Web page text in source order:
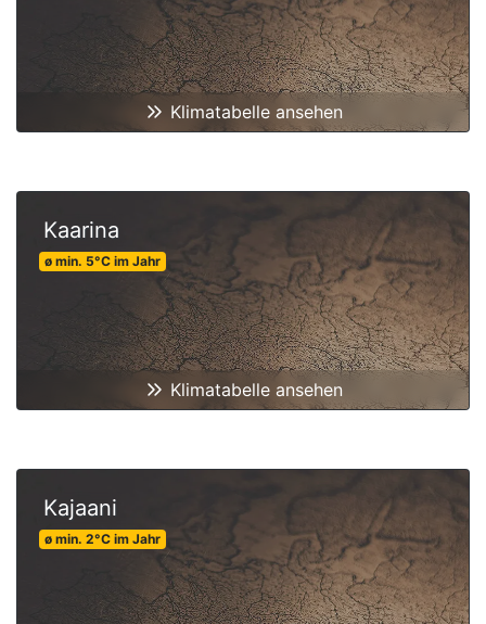
Klimatabelle ansehen
Kaarina
ø min. 5°C im Jahr
Klimatabelle ansehen
Kajaani
ø min. 2°C im Jahr